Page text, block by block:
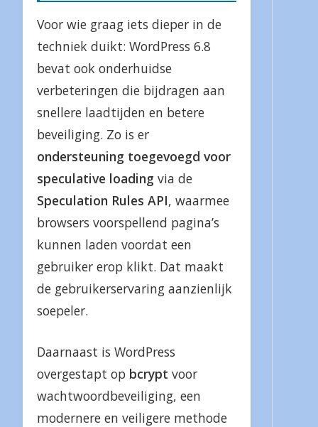
Voor wie graag iets dieper in de
techniek duikt: WordPress 6.8
bevat ook onderhuidse
verbeteringen die bijdragen aan
snellere laadtijden en betere
beveiliging. Zo is er
ondersteuning toegevoegd voor
speculative loading via de
Speculation Rules API, waarmee
browsers voorspellend pagina’s
kunnen laden voordat een
gebruiker erop klikt. Dat maakt
de gebruikerservaring aanzienlijk
soepeler.
Daarnaast is WordPress
overgestapt op bcrypt voor
wachtwoordbeveiliging, een
modernere en veiligere methode